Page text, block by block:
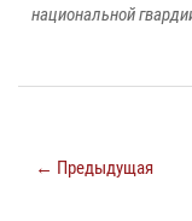
национальной
← Предыдущая